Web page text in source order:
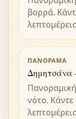
βορρά.
ΠΑΝΌΡΑΜΑ
Δημητσάνα
νότο.